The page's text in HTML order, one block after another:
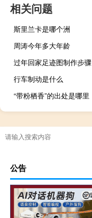
相关问题
斯里兰卡是哪个洲
周涛今年多大年龄
过年回家足迹图制作步骤
行车制动是什么
“带粉栖香”的出处是哪里
公告